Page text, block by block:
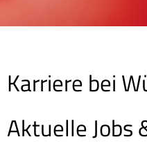
Karriere bei
Aktuelle Jobs